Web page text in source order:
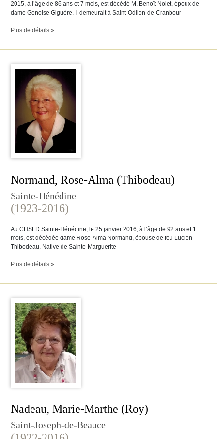
2015, à l’âge de 86 ans et 7 mois, est décédé M. Benoît Nolet, époux de
dame Genoise Giguère. Il demeurait à Saint-Odilon-de-Cranbour
Plus de détails »
Normand, Rose-Alma (Thibodeau)
Sainte-Hénédine
(1923-2016)
Au CHSLD Sainte-Hénédine, le 25 janvier 2016, à l’âge de 92 ans et 1
mois, est décédée dame Rose-Alma Normand, épouse de feu Lucien
Thibodeau. Native de Sainte-Marguerite
Plus de détails »
Nadeau, Marie-Marthe (Roy)
Saint-Joseph-de-Beauce